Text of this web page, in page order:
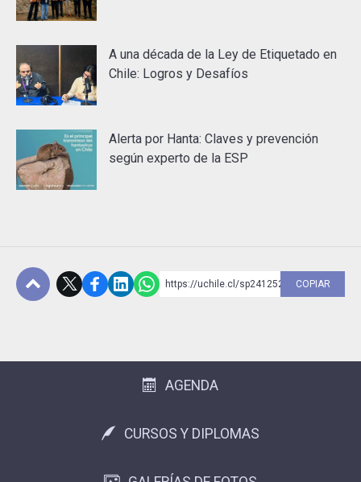
A una década de la Ley de Etiquetado en
Chile: Logros y Desafíos
Alerta por Hanta: Claves y prevención
según experto de la ESP
https://uchile.cl/sp241252 COPIAR
AGENDA
CURSOS Y DIPLOMAS